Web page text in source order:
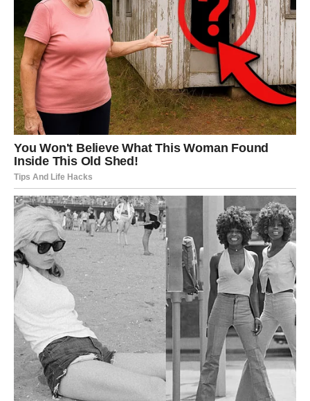
Sada više ne možete da okrenete glavu. Ali najvažnije —
nijedna istina koja dođe u naredna tri dana neće vas
povrediti, nego osloboditi. Donosi jasnoću koja vam je
nedostajala.
2. Prilika se pojavljuje onda kada ste
pomislili da je kasno
Za neke je to posao.
Za druge ljubav.
Za neke razgovor koji rešava godinama nagomilane
sumnje.
Za druge finansijski skok.
Ovo je prilika koja vas izdvaja od proseka, daje vam
prostor da pokažete ko ste, ili vam vraća ono što ste
mislili da ste zauvek izgubili.
3. Sreća dolazi neočekivano — i kao
nagrada
Ova sreća nije slučajna.